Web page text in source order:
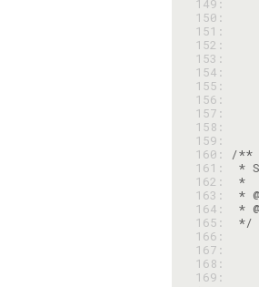
149:
150:
151:
152:
153:
154:
155:
156:
157:
158:
159:
160:
161:
162:
163:
164:
165:
*/
166:
167:
168:
169: